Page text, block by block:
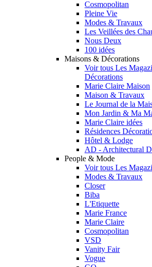
Cosmopolitan
Pleine Vie
Modes & Travaux
Les Veillées des
Nous Deux
100 idées
Maisons & Décorations
Voir tous Les
Décorations
Marie Claire Maison
Maison & Travaux
Le Journal de la
Mon Jardin & Ma
Marie Claire idées
Résidences
Hôtel & Lodge
AD - Architectural
People & Mode
Voir tous Les
Modes & Travaux
Closer
Biba
L'Etiquette
Marie France
Marie Claire
Cosmopolitan
VSD
Vanity Fair
Vogue